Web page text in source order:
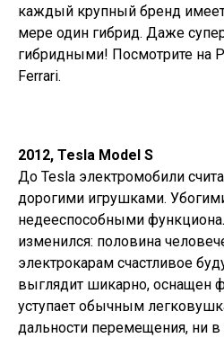
каждый крупный бренд
мере один гибрид. Даже
гибридными! Посмотрите на
Ferrari.
2012, Tesla Model S
До Tesla электромобили
дорогими игрушками.
недееспособными
изменился: половина
электрокарам счастливое
выглядит шикарно, оснащен
уступает обычным
дальности перемещения, ни в